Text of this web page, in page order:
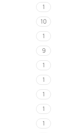
1
10
1
9
1
1
1
1
1